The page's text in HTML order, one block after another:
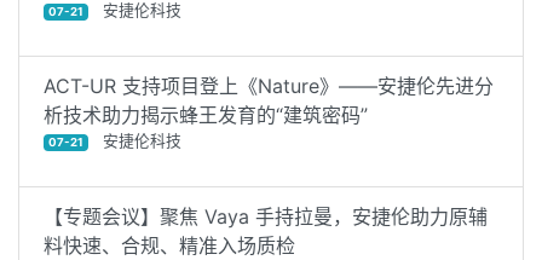
07-21 安捷伦科技
ACT-UR 支持项目登上《Nature》——安捷伦先进分
析技术助力揭示蜂王发育的“建筑密码”
07-21 安捷伦科技
【专题会议】聚焦 Vaya 手持拉曼，安捷伦助力原辅
料快速、合规、精准入场质检